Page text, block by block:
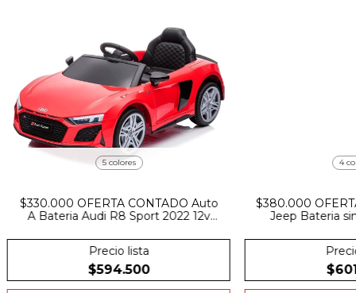
5 colores
$330.000 OFERTA CONTADO Auto
A Bateria Audi R8 Sport 2022 12v
PLASTICO
Precio lista
$594.500
4
$380.000
Jeep Bateria